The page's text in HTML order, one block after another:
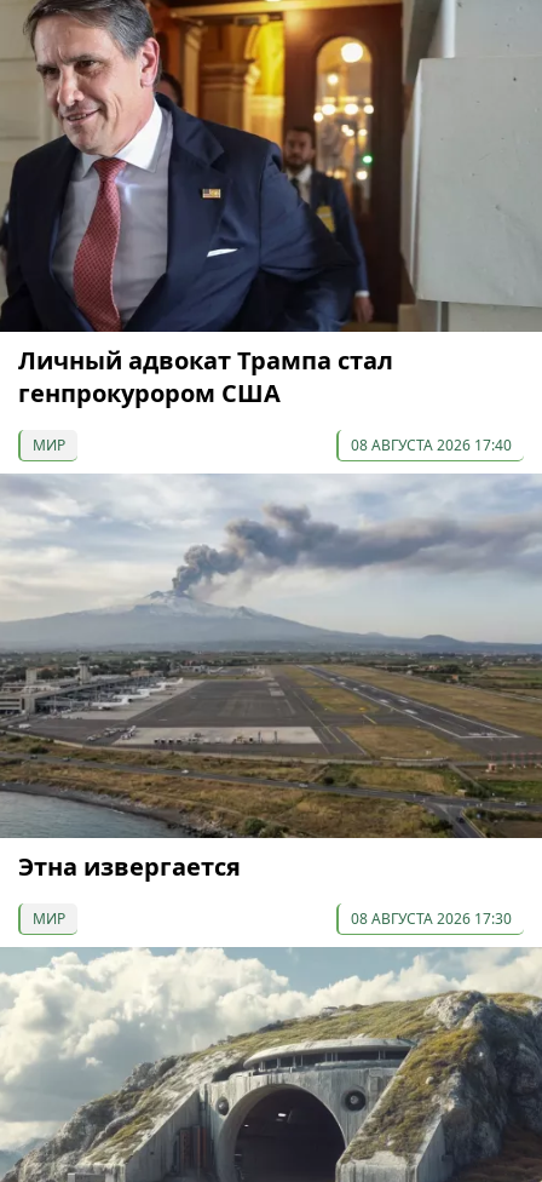
Личный адвокат Трампа стал
генпрокурором США
МИР 08 АВГУСТА 2026 17:40
Этна извергается
МИР 08 АВГУСТА 2026 17:30